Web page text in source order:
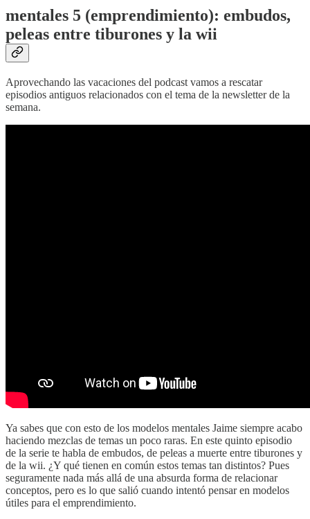
mentales 5 (emprendimiento): embudos,
peleas entre tiburones y la wii
Aprovechando las vacaciones del podcast vamos a rescatar
episodios antiguos relacionados con el tema de la newsletter de la
semana.
Ya sabes que con esto de los modelos mentales Jaime siempre acabo
haciendo mezclas de temas un poco raras. En este quinto episodio
de la serie te habla de embudos, de peleas a muerte entre tiburones y
de la wii. ¿Y qué tienen en común estos temas tan distintos? Pues
seguramente nada más allá de una absurda forma de relacionar
conceptos, pero es lo que salió cuando intentó pensar en modelos
útiles para el emprendimiento.